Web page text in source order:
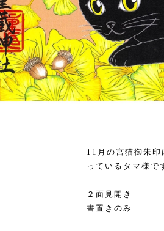
11月の宮猫御朱印
っているタマ様で
２面見開き
書置きのみ